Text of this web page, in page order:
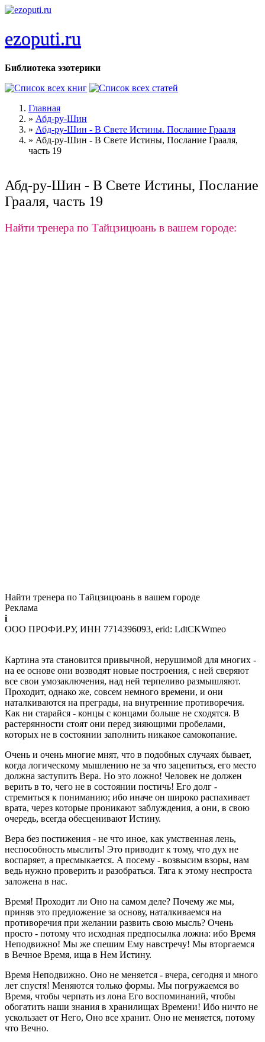
Перейти к основному содержанию
ezoputi.ru
Библиотека эзотерики
Вы здесь
Главная
» Абд-ру-Шин
» Абд-ру-Шин - В Свете Истины. Послание Грааля
» Абд-ру-Шин - В Свете Истины, Послание Грааля,
часть 19
Абд-ру-Шин - В Свете Истины, Послание
Грааля, часть 19
Найти тренера по Тайцзицюань в вашем городе:
Найти тренера по Тайцзицюань в вашем городе
Реклама
i
ООО ПРОФИ.РУ, ИНН 7714396093, erid: LdtCKWmeo
Картина эта становится привычной, нерушимой для многих -
на ее основе они возводят новые построения, с ней сверяют
все свои умозаключения, над ней терпеливо размышляют.
Проходит, однако же, совсем немного времени, и они
наталкиваются на преграды, на внутренние противоречия.
Как ни старайся - концы с концами больше не сходятся. В
растерянности стоят они перед зияющими пробелами,
которых не в состоянии заполнить никакое самокопание.
Очень и очень многие мнят, что в подобных случаях бывает,
когда логическому мышлению не за что зацепиться, его место
должна заступить Вера. Но это ложно! Человек не должен
верить в то, чего не в состоянии постичь! Его долг -
стремиться к пониманию; ибо иначе он широко распахивает
врата, через которые проникают заблуждения, а они, в свою
очередь, всегда обесценивают Истину.
Вера без постижения - не что иное, как умственная лень,
неспособность мыслить! Это приводит к тому, что дух не
воспаряет, а пресмыкается. А посему - возвысим взоры, нам
ведь нужно проверить и разобраться. Тяга к этому неспроста
заложена в нас.
Время! Проходит ли Оно на самом деле? Почему же мы,
приняв это предложение за основу, наталкиваемся на
противоречия при желании развить свою мысль? Очень
просто - потому что исходная предпосылка ложна: ибо Время
Неподвижно! Мы же спешим Ему навстречу! Мы вторгаемся
в Вечное Время, ища в Нем Истину.
Время Неподвижно. Оно не меняется - вчера, сегодня и много
лет спустя! Меняются только формы. Мы погружаемся во
Время, чтобы черпать из лона Его воспоминаний, чтобы
обогатить наши знания в хранилищах Времени! Ибо ничто не
ускользает от Него, Оно все хранит. Оно не меняется, потому
что Вечно.